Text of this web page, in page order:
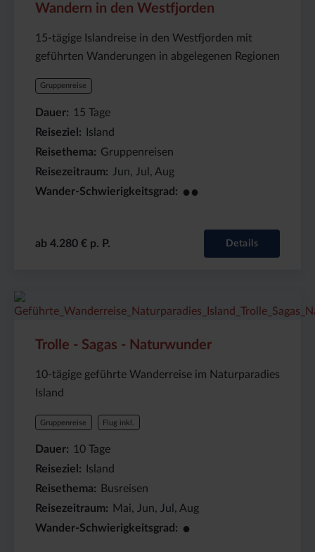
Wandern in den Westfjorden
15-tägige Islandreise in den Westfjorden mit
geführten Wanderungen in abgelegenen Regionen
Gruppenreise
Dauer 15 Tage
Reiseziel
Island
Reisethema
Gruppenreisen
Reisezeitraum
Jun, Jul, Aug
Wander-Schwierigkeitsgrad
●●
ab 4.280 € p. P. Details
Trolle - Sagas - Naturwunder
10-tägige geführte Wanderreise im Naturparadies
Island
Gruppenreise Flug inkl.
Dauer 10 Tage
Reiseziel
Island
Reisethema
Busreisen
Reisezeitraum
Mai, Jun, Jul, Aug
Wander-Schwierigkeitsgrad
●
Preis
(ab):
4495€
Dauer:
10
Tage
Reiseziel
Island